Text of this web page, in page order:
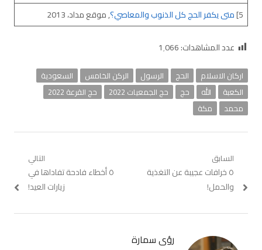
5] متى يكفر الحج كل الذنوب والمعاصي؟, موقع مداد، 2013
عدد المشاهدات:1٬066
اركان الاسلام الحج الرسول الركن الخامس
السعودية
الكعبة
الله حج حج الجمعيات 2022
حج القرعة 2022
محمد
مكة
تصفّح
المقالات
السابق
Previous
post:
٥ خرافات عجيبة عن التغذية
والحمل!
التالي
Next٥ أخطاء فادحة تفاداها في
زيارات العيد!
رؤى سمارة